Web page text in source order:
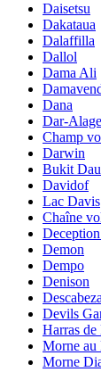
Daisetsu
Dakataua
Dalaffilla
Dallol
Dama Ali
Dana
Dar-
Champ
Darwin
Bukit
Davidof
Lac Davis
Chaîne
Demon
Dempo
Denison
Devils
Harras de
Morne au
Morne